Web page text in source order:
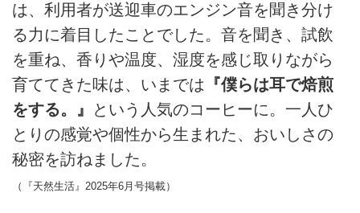
は、利用者が送迎車のエンジン音を聞き分け
る力に着目したことでした。音を聞き、試飲
を重ね、香りや温度、湿度を感じ取りながら
育ててきた味は、いまでは 『僕らは耳で焙煎
をする。』
という人気のコーヒーに。一人ひ
とりの感覚や個性から生まれた、おいしさの
秘密を訪ねました。
（『天然生活』2025年6月号掲載）